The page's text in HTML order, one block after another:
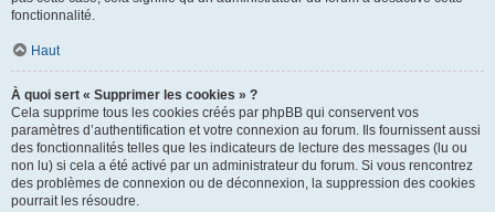
fonctionnalité.
Haut
À quoi sert « Supprimer les cookies » ?
Cela supprime tous les cookies créés par phpBB qui conservent vos
paramètres d’authentification et votre connexion au forum. Ils fournissent aussi
des fonctionnalités telles que les indicateurs de lecture des messages (lu ou
non lu) si cela a été activé par un administrateur du forum. Si vous rencontrez
des problèmes de connexion ou de déconnexion, la suppression des cookies
pourrait les résoudre.